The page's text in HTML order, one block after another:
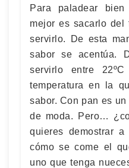
Para paladear
mejor es sacarlo del
servirlo. De esta
sabor se acentúa.
servirlo entre
temperatura en la
sabor. Con pan es
de moda. Pero…
quieres demostrar
cómo se come el
uno que tenga